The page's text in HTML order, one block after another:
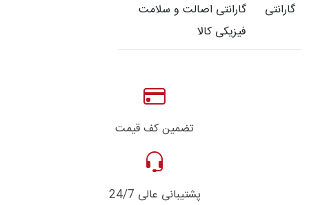
گارانتی
گارانتی اصالت و سلامت
فیزیکی کالا
تضمین کف قیمت
پشتیبانی عالی 24/7